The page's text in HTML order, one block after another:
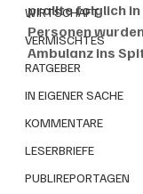
WIRTSCHAFT
VERMISCHTES
RATGEBER
IN EIGENER SACHE
KOMMENTARE
LESERBRIEFE
PUBLIREPORTAGEN
prallte folglich in
Personen
Ambulanz ins